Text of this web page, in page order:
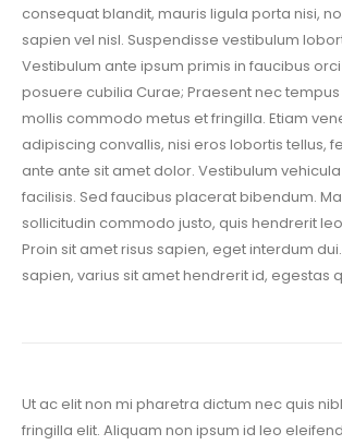
consequat blandit, mauris ligula porta nisi,
sapien vel nisl. Suspendisse vestibulum
Vestibulum ante ipsum primis in faucibus
posuere cubilia Curae; Praesent nec
mollis commodo metus et fringilla. Etiam
adipiscing convallis, nisi eros lobortis tellus,
ante ante sit amet dolor. Vestibulum
facilisis. Sed faucibus placerat bibendum.
sollicitudin commodo justo, quis hendrerit
Proin sit amet risus sapien, eget interdum
sapien, varius sit amet hendrerit id, egestas
Ut ac elit non mi pharetra dictum nec quis
fringilla elit. Aliquam non ipsum id leo